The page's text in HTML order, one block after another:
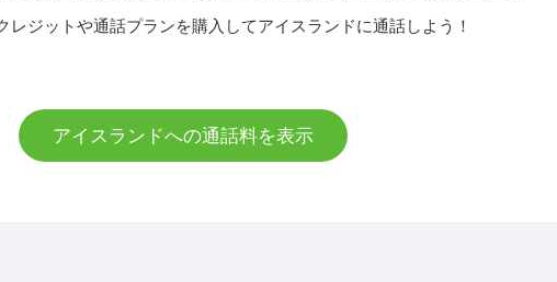
レジットや通話プランを購入してアイスランドに通話しよう！
アイスランドへの通話料を表示